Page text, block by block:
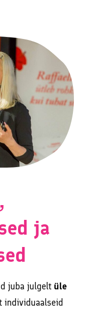
ja
juba julgelt üle
individuaalseid